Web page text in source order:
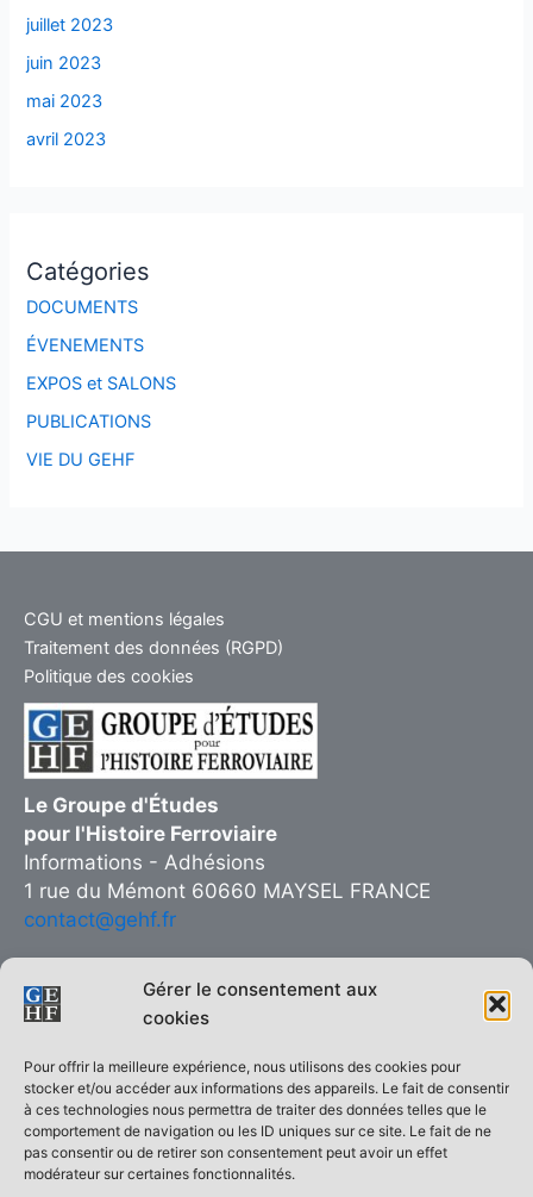
Gérer le consentement aux
cookies
Pour offrir la meilleure expérience, nous utilisons des cookies pour
stocker et/ou accéder aux informations des appareils. Le fait de consentir
à ces technologies nous permettra de traiter des données telles que le
comportement de navigation ou les ID uniques sur ce site. Le fait de ne
pas consentir ou de retirer son consentement peut avoir un effet
modérateur sur certaines fonctionnalités.
juillet 2023
juin 2023
mai 2023
avril 2023
Catégories
DOCUMENTS
ÉVENEMENTS
EXPOS et SALONS
PUBLICATIONS
VIE DU GEHF
CGU et mentions légales
Traitement des données (RGPD)
Politique des cookies
Le Groupe d'Études
pour l'Histoire Ferroviaire
Informations - Adhésions
1 rue du Mémont 60660 MAYSEL FRANCE
contact@gehf.fr
Copie interdite © 2026 Groupe d’Études pour l’Histoire Ferroviaire
| Réalisé surThème WordPress Astra
ACCUEIL
Le GEHF en quelques mots
Qui sommes-nous ?